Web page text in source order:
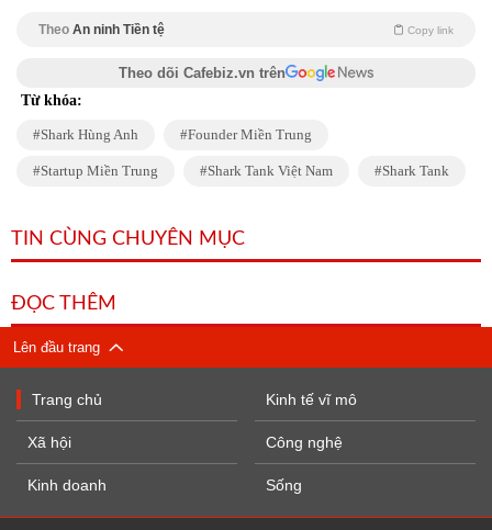
Theo An ninh Tiền tệ Copy link
Theo dõi Cafebiz.vn trên
Từ khóa:
Shark Hùng Anh Founder Miền Trung
Startup Miền Trung Shark Tank Việt Nam Shark Tank
TIN CÙNG CHUYÊN MỤC
ĐỌC THÊM
Lên đầu trang
Trang chủ
Xã hội
Kinh doanh
Kinh tế vĩ mô
Công nghệ
Sống